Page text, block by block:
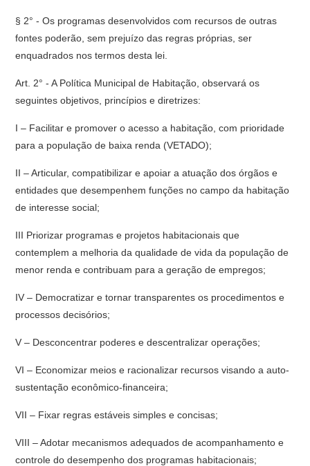
§ 2° - Os programas desenvolvidos com recursos de outras
fontes poderão, sem prejuízo das regras próprias, ser
enquadrados nos termos desta lei.
Art. 2° - A Política Municipal de Habitação, observará os
seguintes objetivos, princípios e diretrizes:
I – Facilitar e promover o acesso a habitação, com prioridade
para a população de baixa renda (VETADO);
II – Articular, compatibilizar e apoiar a atuação dos órgãos e
entidades que desempenhem funções no campo da habitação
de interesse social;
III Priorizar programas e projetos habitacionais que
contemplem a melhoria da qualidade de vida da população de
menor renda e contribuam para a geração de empregos;
IV – Democratizar e tornar transparentes os procedimentos e
processos decisórios;
V – Desconcentrar poderes e descentralizar operações;
VI – Economizar meios e racionalizar recursos visando a auto-
sustentação econômico-financeira;
VII – Fixar regras estáveis simples e concisas;
VIII – Adotar mecanismos adequados de acompanhamento e
controle do desempenho dos programas habitacionais;